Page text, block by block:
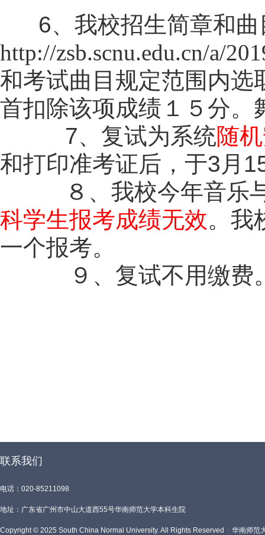
6、我校招生简章和
http://zsb.scnu.edu.cn/a/
和考试曲目规定范围内选
首扣除该项成绩１５分。
7、复试为系统随
和打印准考证后，于3月
８、我校今年音乐与
科学生报考成绩无效。我
一个报考。
９、复试不用缴费
联系我们
电话：020-85211098
地址：广东省广州市中山大道西55号华南师范大学本科生院
Copyright © 2025 South China Normal University. All Rights Reserved 华南师范